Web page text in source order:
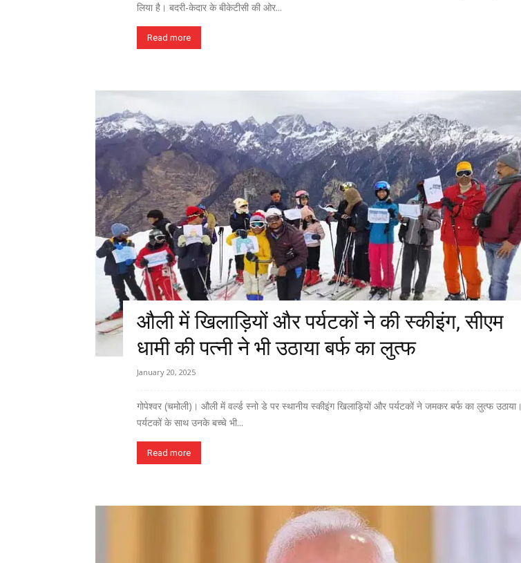
लिया है। बदरी-केदार के बीकेटीसी की ओर...
Read more
औली में खिलाड़ियों और पर्यटकों ने की स्कीइंग, सीएम
धामी की पत्नी ने भी उठाया बर्फ का लुत्फ
January 20, 2025
गोपेश्वर (चमोली)। औली में वर्ल्ड स्नो डे पर स्थानीय स्कीइंग खिलाड़ियों और पर्यटकों ने जमकर बर्फ का लुत्फ उठाया।
पर्यटकों के साथ उनके बच्चे भी...
Read more